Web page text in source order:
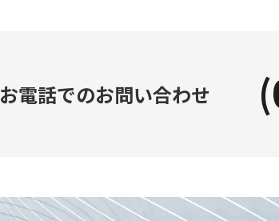
お電話でのお問い合わせ